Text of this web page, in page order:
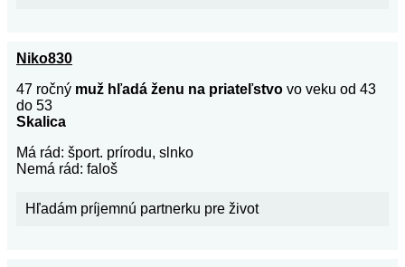
Niko830
47 ročný muž hľadá ženu na priateľstvo vo veku od 43
do 53
Skalica
Má rád: šport. prírodu, slnko
Nemá rád: faloš
Hľadám príjemnú partnerku pre život